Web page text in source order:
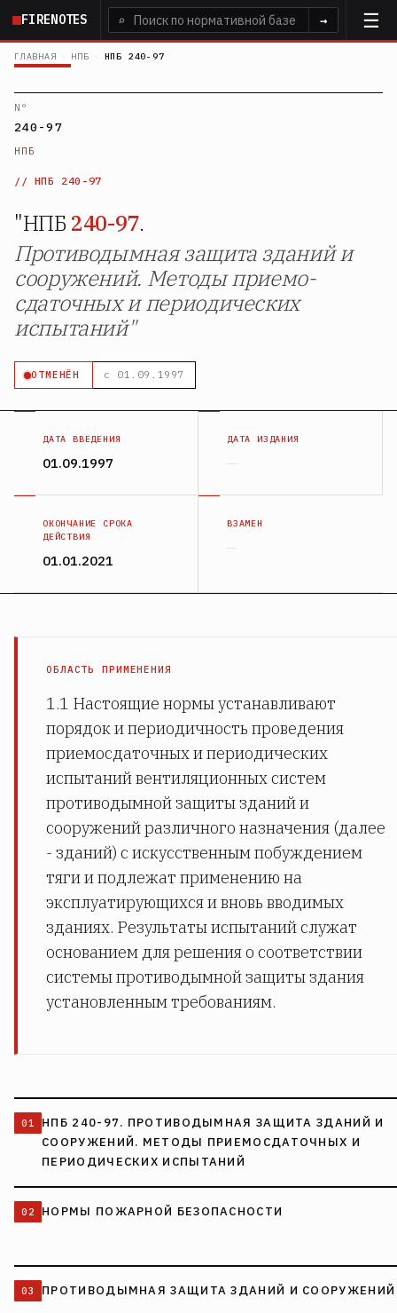
Перейти
основному
FIRENOTES ⌕ →
ГЛАВНАЯ › НПБ › НПБ 240-97
N°
240-97
НПБ
НПБ 240-97
"НПБ 240-97.
Противодымная защита зданий и
сооружений. Методы приемо-
сдаточных и периодических
испытаний"
ОТМЕНЁН с 01.09.1997
ДАТА ВВЕДЕНИЯ
01.09.1997
ДАТА ИЗДАНИЯ
—
ОКОНЧАНИЕ СРОКА
ДЕЙСТВИЯ
01.01.2021
ВЗАМЕН
—
ОБЛАСТЬ ПРИМЕНЕНИЯ
1.1 Настоящие нормы устанавливают
порядок и периодичность проведения
приемосдаточных и периодических
испытаний вентиляционных систем
противодымной защиты зданий и
сооружений различного назначения (далее
- зданий) с искусственным побуждением
тяги и подлежат применению на
эксплуатирующихся и вновь вводимых
зданиях. Результаты испытаний служат
основанием для решения о соответствии
системы противодымной защиты здания
установленным требованиям.
НПБ 240-97. ПРОТИВОДЫМНАЯ ЗАЩИТА ЗДАНИЙ И
СООРУЖЕНИЙ. МЕТОДЫ ПРИЕМОСДАТОЧНЫХ И
ПЕРИОДИЧЕСКИХ ИСПЫТАНИЙ
НОРМЫ ПОЖАРНОЙ БЕЗОПАСНОСТИ
ПРОТИВОДЫМНАЯ ЗАЩИТА ЗДАНИЙ И СООРУЖЕНИЙ